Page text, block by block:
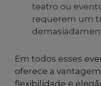
teatro ou
requerem um
Em todos esses
oferece a
flexibilidade e